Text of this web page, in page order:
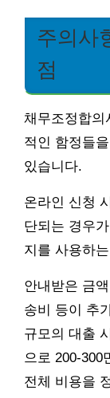
주의사
점
채무조정합의
적인 함정들
있습니다.
온라인 신청
단되는 경우
지를 사용하
안내받은 금
송비 등이 추
규모의 대출
으로 200-300
전체 비용을